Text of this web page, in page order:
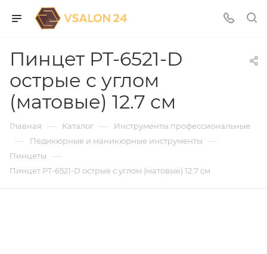
Пинцет PT-6521-D
острые с углом
(матовые) 12.7 см
Главная — Каталог — Инструменты профессиональные
— Педикюрные и маникюрные инструменты —
Пинцеты —
Пинцет PT-6521-D острые с углом (матовые) 12.7 см